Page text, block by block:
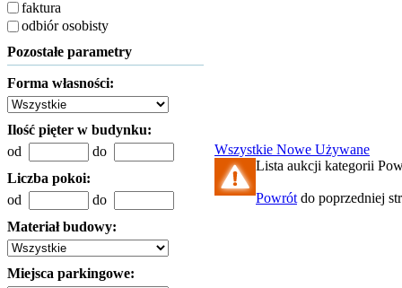
faktura
odbiór osobisty
Pozostałe parametry
Forma własności:
Ilość pięter w budynku:
od
do
Liczba pokoi:
od
do
Materiał budowy:
Miejsca parkingowe:
Wszystkie Nowe Używane
Lista aukcji kategorii
Powrót do poprzedniej